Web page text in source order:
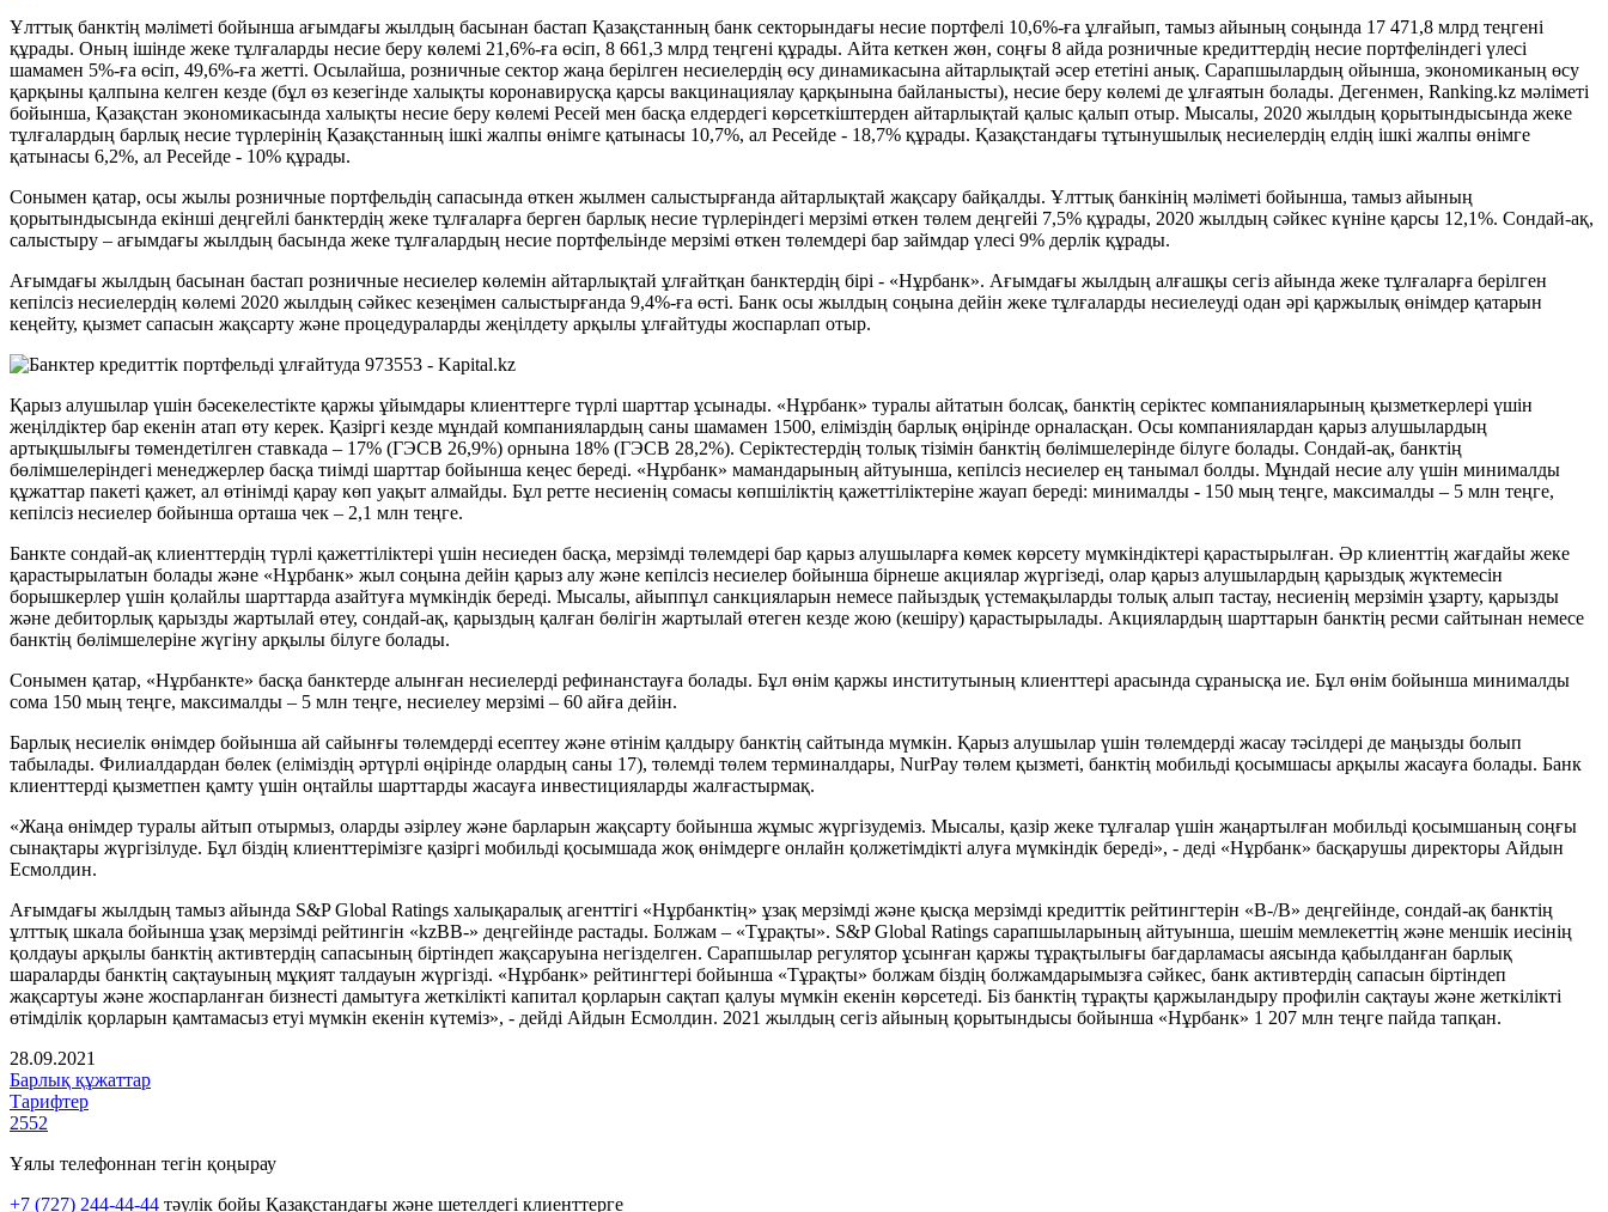
Ұлттық банктің мәліметі бойынша ағымдағы жылдың басынан бастап Қазақстанның банк секторындағы несие портфелі 10,6%-ға ұлғайып, тамыз айының соңында 17 471,8 млрд теңгені
құрады. Оның ішінде жеке тұлғаларды несие беру көлемі 21,6%-ға өсіп, 8 661,3 млрд теңгені құрады. Айта кеткен жөн, соңғы 8 айда розничные кредиттердің несие портфеліндегі үлесі
шамамен 5%-ға өсіп, 49,6%-ға жетті. Осылайша, розничные сектор жаңа берілген несиелердің өсу динамикасына айтарлықтай әсер ететіні анық. Сарапшылардың ойынша, экономиканың өсу
қарқыны қалпына келген кезде (бұл өз кезегінде халықты коронавирусқа қарсы вакцинациялау қарқынына байланысты), несие беру көлемі де ұлғаятын болады. Дегенмен, Ranking.kz мәліметі
бойынша, Қазақстан экономикасында халықты несие беру көлемі Ресей мен басқа елдердегі көрсеткіштерден айтарлықтай қалыс қалып отыр. Мысалы, 2020 жылдың қорытындысында жеке
тұлғалардың барлық несие түрлерінің Қазақстанның ішкі жалпы өнімге қатынасы 10,7%, ал Ресейде - 18,7% құрады. Қазақстандағы тұтынушылық несиелердің елдің ішкі жалпы өнімге
қатынасы 6,2%, ал Ресейде - 10% құрады.
Сонымен қатар, осы жылы розничные портфельдің сапасында өткен жылмен салыстырғанда айтарлықтай жақсару байқалды. Ұлттық банкінің мәліметі бойынша, тамыз айының
қорытындысында екінші деңгейлі банктердің жеке тұлғаларға берген барлық несие түрлеріндегі мерзімі өткен төлем деңгейі 7,5% құрады, 2020 жылдың сәйкес күніне қарсы 12,1%. Сондай-ақ,
салыстыру – ағымдағы жылдың басында жеке тұлғалардың несие портфельінде мерзімі өткен төлемдері бар займдар үлесі 9% дерлік құрады.
Ағымдағы жылдың басынан бастап розничные несиелер көлемін айтарлықтай ұлғайтқан банктердің бірі - «Нұрбанк». Ағымдағы жылдың алғашқы сегіз айында жеке тұлғаларға берілген
кепілсіз несиелердің көлемі 2020 жылдың сәйкес кезеңімен салыстырғанда 9,4%-ға өсті. Банк осы жылдың соңына дейін жеке тұлғаларды несиелеуді одан әрі қаржылық өнімдер қатарын
кеңейту, қызмет сапасын жақсарту және процедураларды жеңілдету арқылы ұлғайтуды жоспарлап отыр.
Қарыз алушылар үшін бәсекелестікте қаржы ұйымдары клиенттерге түрлі шарттар ұсынады. «Нұрбанк» туралы айтатын болсақ, банктің серіктес компанияларының қызметкерлері үшін
жеңілдіктер бар екенін атап өту керек. Қазіргі кезде мұндай компаниялардың саны шамамен 1500, еліміздің барлық өңірінде орналасқан. Осы компаниялардан қарыз алушылардың
артықшылығы төмендетілген ставкада – 17% (ГЭСВ 26,9%) орнына 18% (ГЭСВ 28,2%). Серіктестердің толық тізімін банктің бөлімшелерінде білуге болады. Сондай-ақ, банктің
бөлімшелеріндегі менеджерлер басқа тиімді шарттар бойынша кеңес береді. «Нұрбанк» мамандарының айтуынша, кепілсіз несиелер ең танымал болды. Мұндай несие алу үшін минималды
құжаттар пакеті қажет, ал өтінімді қарау көп уақыт алмайды. Бұл ретте несиенің сомасы көпшіліктің қажеттіліктеріне жауап береді: минималды - 150 мың теңге, максималды – 5 млн теңге,
кепілсіз несиелер бойынша орташа чек – 2,1 млн теңге.
Банкте сондай-ақ клиенттердің түрлі қажеттіліктері үшін несиеден басқа, мерзімді төлемдері бар қарыз алушыларға көмек көрсету мүмкіндіктері қарастырылған. Әр клиенттің жағдайы жеке
қарастырылатын болады және «Нұрбанк» жыл соңына дейін қарыз алу және кепілсіз несиелер бойынша бірнеше акциялар жүргізеді, олар қарыз алушылардың қарыздық жүктемесін
борышкерлер үшін қолайлы шарттарда азайтуға мүмкіндік береді. Мысалы, айыппұл санкцияларын немесе пайыздық үстемақыларды толық алып тастау, несиенің мерзімін ұзарту, қарызды
және дебиторлық қарызды жартылай өтеу, сондай-ақ, қарыздың қалған бөлігін жартылай өтеген кезде жою (кешіру) қарастырылады. Акциялардың шарттарын банктің ресми сайтынан немесе
банктің бөлімшелеріне жүгіну арқылы білуге болады.
Сонымен қатар, «Нұрбанкте» басқа банктерде алынған несиелерді рефинанстауға болады. Бұл өнім қаржы институтының клиенттері арасында сұранысқа ие. Бұл өнім бойынша минималды
сома 150 мың теңге, максималды – 5 млн теңге, несиелеу мерзімі – 60 айға дейін.
Барлық несиелік өнімдер бойынша ай сайынғы төлемдерді есептеу және өтінім қалдыру банктің сайтында мүмкін. Қарыз алушылар үшін төлемдерді жасау тәсілдері де маңызды болып
табылады. Филиалдардан бөлек (еліміздің әртүрлі өңірінде олардың саны 17), төлемді төлем терминалдары, NurPay төлем қызметі, банктің мобильді қосымшасы арқылы жасауға болады. Банк
клиенттерді қызметпен қамту үшін оңтайлы шарттарды жасауға инвестицияларды жалғастырмақ.
«Жаңа өнімдер туралы айтып отырмыз, оларды әзірлеу және барларын жақсарту бойынша жұмыс жүргізудеміз. Мысалы, қазір жеке тұлғалар үшін жаңартылған мобильді қосымшаның соңғы
сынақтары жүргізілуде. Бұл біздің клиенттерімізге қазіргі мобильді қосымшада жоқ өнімдерге онлайн қолжетімдікті алуға мүмкіндік береді», - деді «Нұрбанк» басқарушы директоры Айдын
Есмолдин.
Ағымдағы жылдың тамыз айында S&P Global Ratings халықаралық агенттігі «Нұрбанктің» ұзақ мерзімді және қысқа мерзімді кредиттік рейтингтерін «В-/В» деңгейінде, сондай-ақ банктің
ұлттық шкала бойынша ұзақ мерзімді рейтингін «kzBB-» деңгейінде растады. Болжам – «Тұрақты». S&P Global Ratings сарапшыларының айтуынша, шешім мемлекеттің және меншік иесінің
қолдауы арқылы банктің активтердің сапасының біртіндеп жақсаруына негізделген. Сарапшылар регулятор ұсынған қаржы тұрақтылығы бағдарламасы аясында қабылданған барлық
шараларды банктің сақтауының мұқият талдауын жүргізді. «Нұрбанк» рейтингтері бойынша «Тұрақты» болжам біздің болжамдарымызға сәйкес, банк активтердің сапасын біртіндеп
жақсартуы және жоспарланған бизнесті дамытуға жеткілікті капитал қорларын сақтап қалуы мүмкін екенін көрсетеді. Біз банктің тұрақты қаржыландыру профилін сақтауы және жеткілікті
өтімділік қорларын қамтамасыз етуі мүмкін екенін күтеміз», - дейді Айдын Есмолдин. 2021 жылдың сегіз айының қорытындысы бойынша «Нұрбанк» 1 207 млн теңге пайда тапқан.
28.09.2021
Барлық құжаттар
Тарифтер
2552
Ұялы телефоннан тегін қоңырау
+7 (727) 244-44-44 тәулік бойы Қазақстандағы және шетелдегі клиенттерге